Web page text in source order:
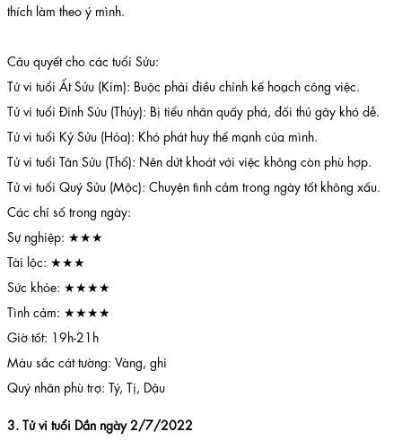
thích làm theo ý mình.
Câu quyết cho các tuổi Sửu:
Tử vi tuổi Ất Sửu (Kim): Buộc phải điều chỉnh kế hoạch công việc.
Tử vi tuổi Đinh Sửu (Thủy): Bị tiểu nhân quấy phá, đối thủ gây khó dễ.
Tử vi tuổi Kỷ Sửu (Hỏa): Khó phát huy thế mạnh của mình.
Tử vi tuổi Tân Sửu (Thổ): Nên dứt khoát với việc không còn phù hợp.
Tử vi tuổi Quý Sửu (Mộc): Chuyện tình cảm trong ngày tốt không xấu.
Các chỉ số trong ngày:
Sự nghiệp: ★★★
Tài lộc: ★★★
Sức khỏe: ★★★★
Tình cảm: ★★★★
Giờ tốt: 19h-21h
Màu sắc cát tường: Vàng, ghi
Quý nhân phù trợ: Tý, Tị, Dậu
3. Tử vi tuổi Dần ngày 2/7/2022